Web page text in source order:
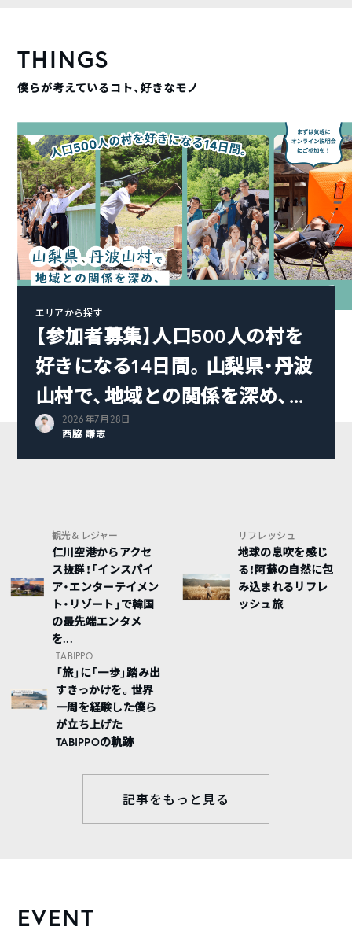
THINGS
僕らが考えているコト、好きなモノ
エリアから探す
【参加者募集】人口500人の村を
好きになる14日間。山梨県・丹波
山村で、地域との関係を深め、...
2026年7月28日
西脇 謙志
観光＆レジャー
仁川空港からアクセ
ス抜群！「インスパイ
ア・エンターテイメン
ト・リゾート」で韓国
の最先端エンタメ
を...
リフレッシュ
地球の息吹を感じ
る！阿蘇の自然に包
み込まれるリフレ
ッシュ旅
TABIPPO
「旅」に「一歩」踏み出
すきっかけを。世界
一周を経験した僕ら
が立ち上げた
TABIPPOの軌跡
記事をもっと見る
EVENT